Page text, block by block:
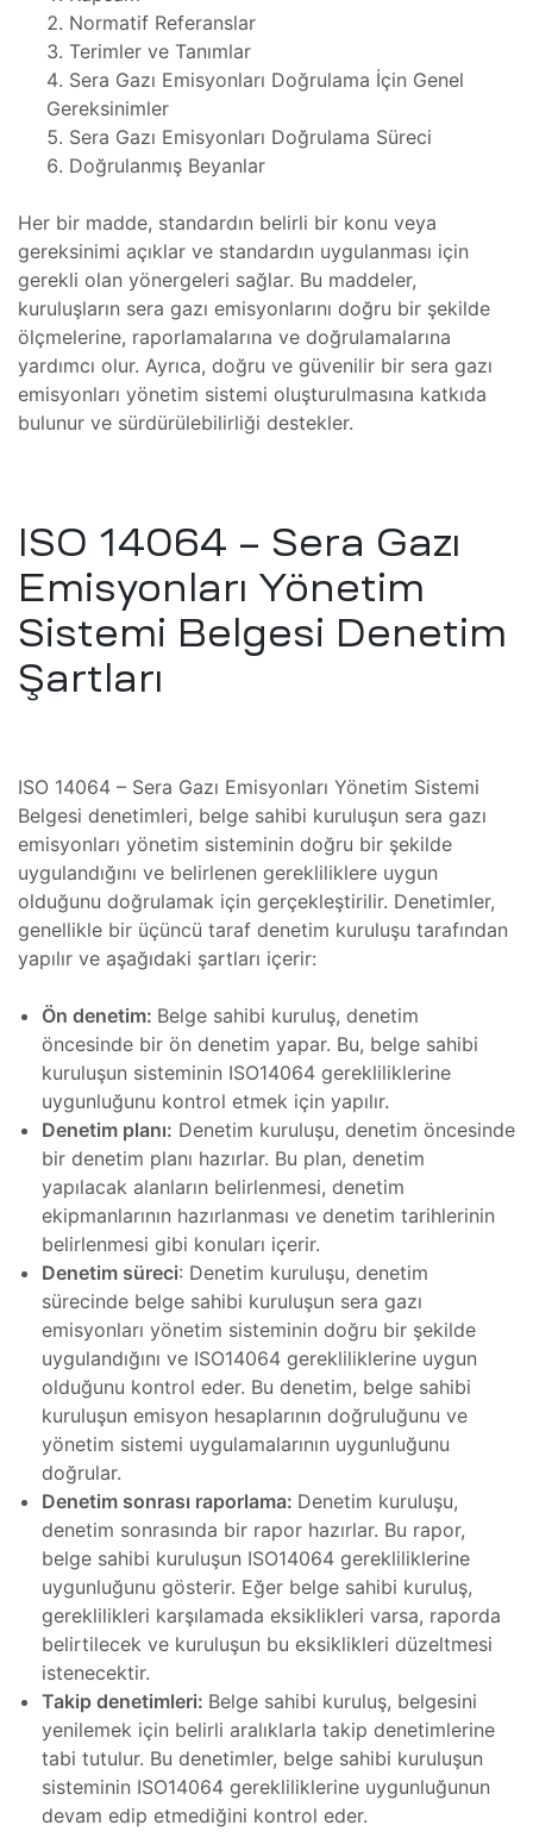
ve
Normatif Referanslar
Terimler ve Tanımlar
Sera Gazı Emisyonları Doğrulama İçin Genel
Gereksinimler
Sera Gazı Emisyonları Doğrulama Süreci
Doğrulanmış Beyanlar
Her bir madde, standardın belirli bir konu veya
gereksinimi açıklar ve standardın uygulanması için
gerekli olan yönergeleri sağlar. Bu maddeler,
kuruluşların sera gazı emisyonlarını doğru bir şekilde
ölçmelerine, raporlamalarına ve doğrulamalarına
yardımcı olur. Ayrıca, doğru ve güvenilir bir sera gazı
emisyonları yönetim sistemi oluşturulmasına katkıda
bulunur ve sürdürülebilirliği destekler.
ISO 14064 – Sera Gazı
Emisyonları Yönetim
Sistemi Belgesi Denetim
Şartları
ISO 14064 – Sera Gazı Emisyonları Yönetim Sistemi
Belgesi denetimleri, belge sahibi kuruluşun sera gazı
emisyonları yönetim sisteminin doğru bir şekilde
uygulandığını ve belirlenen gerekliliklere uygun
olduğunu doğrulamak için gerçekleştirilir. Denetimler,
genellikle bir üçüncü taraf denetim kuruluşu tarafından
yapılır ve aşağıdaki şartları içerir:
Ön denetim: Belge sahibi kuruluş, denetim
öncesinde bir ön denetim yapar. Bu, belge sahibi
kuruluşun sisteminin ISO14064 gerekliliklerine
uygunluğunu kontrol etmek için yapılır.
Denetim planı: Denetim kuruluşu, denetim öncesinde
bir denetim planı hazırlar. Bu plan, denetim
yapılacak alanların belirlenmesi, denetim
ekipmanlarının hazırlanması ve denetim tarihlerinin
belirlenmesi gibi konuları içerir.
Denetim süreci: Denetim kuruluşu, denetim
sürecinde belge sahibi kuruluşun sera gazı
emisyonları yönetim sisteminin doğru bir şekilde
uygulandığını ve ISO14064 gerekliliklerine uygun
olduğunu kontrol eder. Bu denetim, belge sahibi
kuruluşun emisyon hesaplarının doğruluğunu ve
yönetim sistemi uygulamalarının uygunluğunu
doğrular.
Denetim sonrası raporlama: Denetim kuruluşu,
denetim sonrasında bir rapor hazırlar. Bu rapor,
belge sahibi kuruluşun ISO14064 gerekliliklerine
uygunluğunu gösterir. Eğer belge sahibi kuruluş,
gereklilikleri karşılamada eksiklikleri varsa, raporda
belirtilecek ve kuruluşun bu eksiklikleri düzeltmesi
istenecektir.
Takip denetimleri: Belge sahibi kuruluş, belgesini
yenilemek için belirli aralıklarla takip denetimlerine
tabi tutulur. Bu denetimler, belge sahibi kuruluşun
sisteminin ISO14064 gerekliliklerine uygunluğunun
devam edip etmediğini kontrol eder.
ve
ve